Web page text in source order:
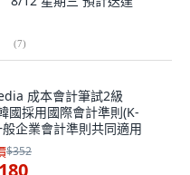
(7)
成本會計筆試2級
國採用國際會計準則(K-
般企業會計準則共同適用
$352